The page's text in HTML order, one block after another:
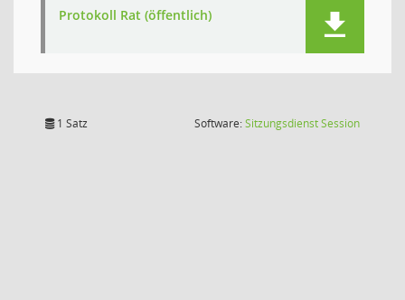
Protokoll Rat (öffentlich)
1 Satz Software:SitzungsdienstSession(Wird in